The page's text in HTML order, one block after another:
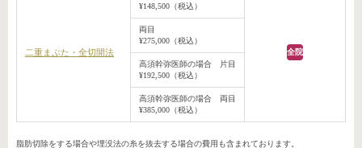
二重まぶた・全切開法
¥148,500（税込）
全院
両目
¥275,000（税込）
高須幹弥医師の場合 片目
¥192,500（税込）
高須幹弥医師の場合 両目
¥385,000（税込）
脂肪切除をする場合や埋没法の糸を抜去する場合の費用も含まれております。